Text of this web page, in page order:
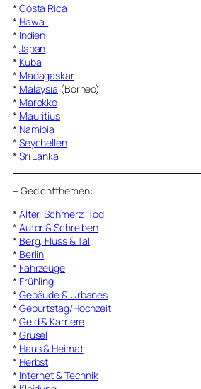
* Costa Rica
* Hawaii
* Indien
* Japan
* Kuba
* Madagaskar
* Malaysia (Borneo)
* Marokko
* Mauritius
* Namibia
* Seychellen
* Sri Lanka
– Gedichtthemen:
* Alter, Schmerz, Tod
* Autor & Schreiben
* Berg, Fluss & Tal
* Berlin
* Fahrzeuge
* Frühling
* Gebäude & Urbanes
* Geburtstag/Hochzeit
* Geld & Karriere
* Grusel
* Haus & Heimat
* Herbst
* Internet & Technik